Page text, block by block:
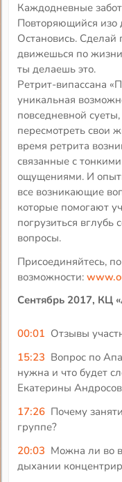
Каждодневные
Повторяющийся изо
Остановись. Сделай
движешься по
ты делаешь это.
Ретрит-випассана
уникальная
повседневной
пересмотреть свои
время ретрита
связанные с
ощущениями. И
все возникающие
которые помогают
погрузиться вглубь
вопросы.
Присоединяйтесь, по
возможности:
Сентябрь 2017, КЦ
00:01 Отзывы
15:23 Вопрос по
нужна и что будет
Екатерины
17:26 Почему
группе?
20:03 Можна ли во
дыхании